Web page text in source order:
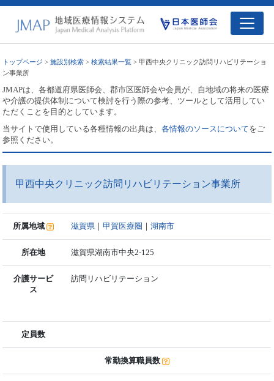
トップページ >施設別検索 >検索結果一覧 > 甲西中央クリニック訪問リハビリテーショ
ン事業所
JMAPは、各都道府県医師会、郡市区医師会や会員が、自地域の将来の医療
や介護の提供体制について検討を行う際の参考、ツールとして活用してい
ただくことを目的としています。
当サイトで使用している各種情報の出典は、各情報のソースについてをご
参照ください。
甲西中央クリニック訪問リハビリテーション事業所
所属地域 滋賀県 ｜甲賀医療圏 ｜湖南市
所在地 滋賀県湖南市中央2-125
介護サービ
ス
訪問リハビリテーション
定員数
常勤換算職員数